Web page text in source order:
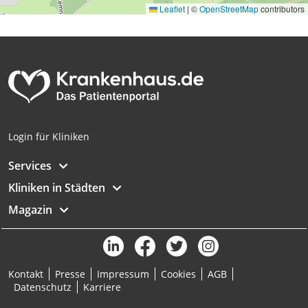
Leaflet | ©OpenStreetMapcontributors
Login für Kliniken
Services
Kliniken in Städten
Magazin
Kontakt Presse Impressum Cookies
AGB
Datenschutz
Karriere
oder Kombinationen von Daten aus
Entwicklung und Verbesserung der
Angebote
Verwendung genauer Standortdaten
Informationen identifizieren
Nicht-IAB-Verarbeitungszwecke:
Performance